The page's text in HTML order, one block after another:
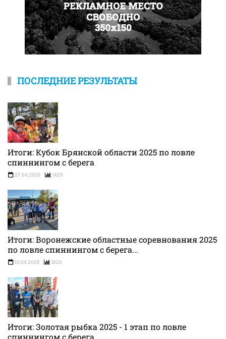
ПОСЛЕДНИЕ РЕЗУЛЬТАТЫ
Итоги: Кубок Брянской области 2025 по ловле
спиннингом с берега
27.04.2025 1429
Итоги: Воронежские областные соревнования 2025
по ловле спиннингом с берега...
19.04.2025 1826
Итоги: Золотая рыбка 2025 - 1 этап по ловле
спиннингом с берега